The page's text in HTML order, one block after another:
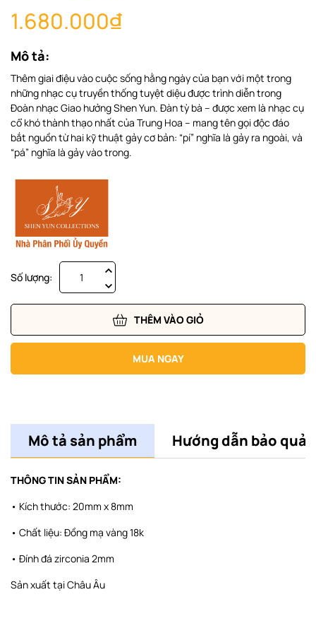
1.680.000₫
Mô tả:
Thêm giai điệu vào cuộc sống hằng ngày của bạn với một trong
những nhạc cụ truyền thống tuyệt diệu được trình diễn trong
Đoàn nhạc Giao hưởng Shen Yun. Đàn tỳ bà – được xem là nhạc cụ
cổ khó thành thạo nhất của Trung Hoa – mang tên gọi độc đáo
bắt nguồn từ hai kỹ thuật gảy cơ bản: “pí” nghĩa là gảy ra ngoài, và
“pá” nghĩa là gảy vào trong.
Số lượng:
THÊM VÀO GIỎ
MUA NGAY
Mô tả sản phẩm Hướng dẫn bảo quản
THÔNG TIN SẢN PHẨM:
• Kích thước: 20mm x 8mm
• Chất liệu: Đồng mạ vàng 18k
• Đính đá zirconia 2mm
Sản xuất tại Châu Âu